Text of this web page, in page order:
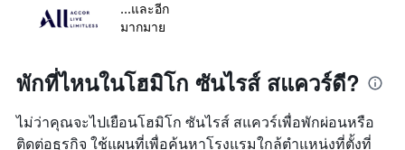
...และอีก
มากมาย
พักที่ไหนในโฮมิโก ซันไรส์ สแควร์ดี?
ไม่ว่าคุณจะไปเยือนโฮมิโก ซันไรส์ สแควร์เพื่อพักผ่อนหรือ
ติดต่อธุรกิจ ใช้แผนที่เพื่อค้นหาโรงแรมใกล้ตำแหน่งที่ตั้งที่